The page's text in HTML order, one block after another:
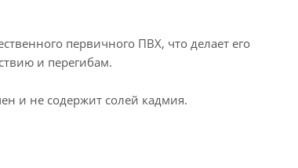
первичного ПВХ, что делает его
и перегибам.
и не содержит солей кадмия.